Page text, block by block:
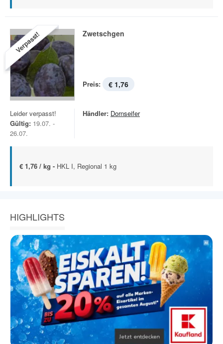
Verpasst! Zwetschgen
Preis: € 1,76
Leider verpasst!
Gültig: 19.07. -
26.07.
Händler: Dornseifer
€ 1,76 / kg - HKL I, Regional 1 kg
HIGHLIGHTS